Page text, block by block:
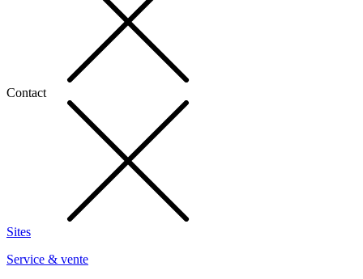
Contact
Sites
Service & vente